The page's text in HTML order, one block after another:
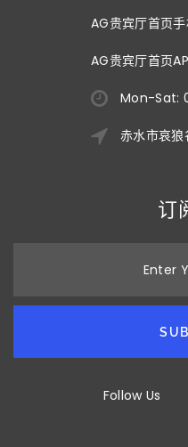
AG贵宾厅首页
AG贵宾厅首页
Mon-Sat:
赤水市哀狼
订
Enter
Follow Us